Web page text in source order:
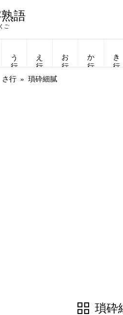
語
う行 え行 お行 か行 き行
さ行 瑣砕細膩
瑣砕